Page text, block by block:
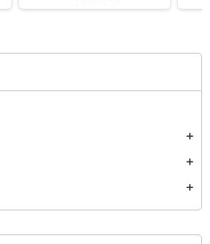
add
add
add